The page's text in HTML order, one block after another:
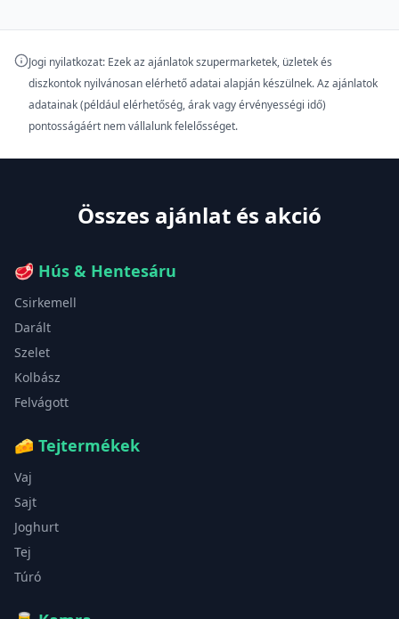
Jogi nyilatkozat: Ezek az ajánlatok szupermarketek, üzletek és
diszkontok nyilvánosan elérhető adatai alapján készülnek. Az ajánlatok
adatainak (például elérhetőség, árak vagy érvényességi idő)
pontosságáért nem vállalunk felelősséget.
Összes ajánlat és akció
🥩 Hús & Hentesáru
Csirkemell
Darált
Szelet
Kolbász
Felvágott
🧀 Tejtermékek
Vaj
Sajt
Joghurt
Tej
Túró